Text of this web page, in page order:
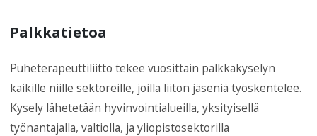
Palkkatietoa
Puheterapeuttiliitto tekee vuosittain palkkakyselyn
kaikille niille sektoreille, joilla liiton jäseniä työskentelee.
Kysely lähetetään hyvinvointialueilla, yksityisellä
työnantajalla, valtiolla, ja yliopistosektorilla